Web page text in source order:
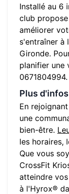
Installé au 6
club
améliorer
s'entraîner à
Gironde.
planifier une
0671804994.
Plus d'infos
En rejoignant
une
bien-être.
les horaires,
Que vous
CrossFit
atteindre
à l'Hyrox®